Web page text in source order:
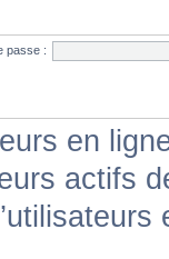
passe :
en
actifs